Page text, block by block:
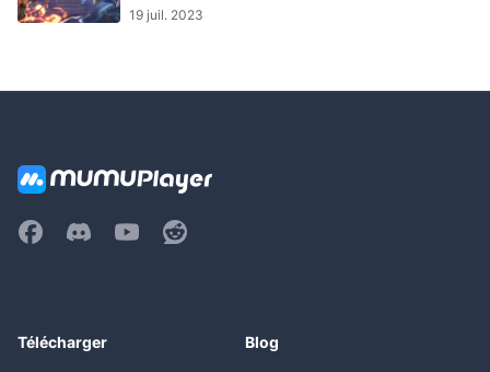
19 juil. 2023
Télécharger Blog